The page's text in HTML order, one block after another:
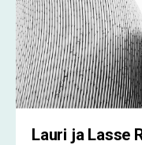
Lauri ja Lasse